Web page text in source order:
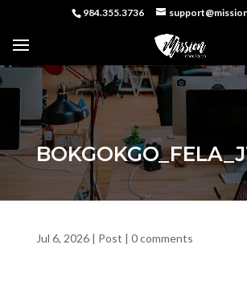
984.355.3736
Jul 6, 2026| Post | 0 comments